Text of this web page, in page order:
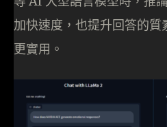
加快速度，也提升回答的質
更實用。